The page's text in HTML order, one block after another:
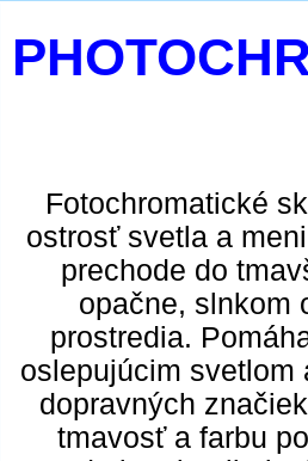
Fotochromatické
ostrosť svetla a
prechode do
opačne, slnkom
prostredia.
oslepujúcim svetlom
dopravných
tmavosť a farbu